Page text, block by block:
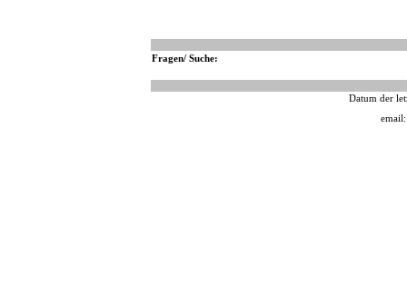
Fragen/ Suche:
Datum der